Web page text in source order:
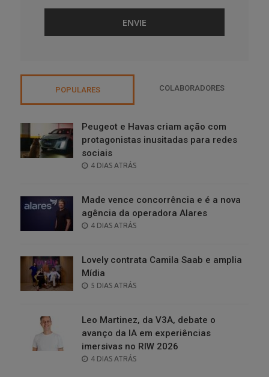
POPULARES COLABORADORES
Peugeot e Havas criam ação com
protagonistas inusitadas para redes
sociais
POSTED
4 DIAS ATRÁS
Made vence concorrência e é a nova
agência da operadora Alares
POSTED
4 DIAS ATRÁS
Lovely contrata Camila Saab e amplia
Mídia
POSTED
5 DIAS ATRÁS
Leo Martinez, da V3A, debate o
avanço da IA em experiências
imersivas no RIW 2026
POSTED
4 DIAS ATRÁS